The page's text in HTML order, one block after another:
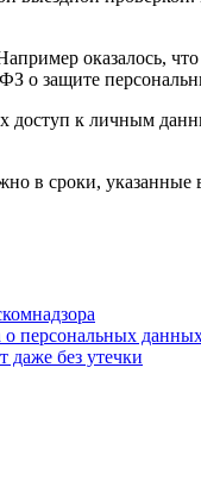
оказалось,
о защите
к личным
в сроки, указанные
о персональных
даже без утечки